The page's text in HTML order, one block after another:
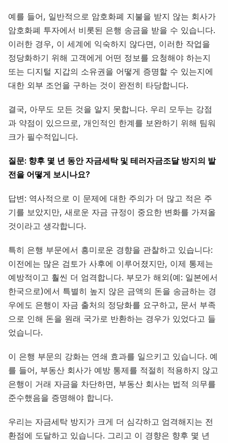
예를 들어, 일반적으로 암호화폐 지불을 받지 않는 회사가
암호화폐 투자에서 비롯된 은행 송금을 받을 수 있습니다.
이러한 경우, 이 세계에 익숙하지 않다면, 이러한 작업을
정당화하기 위해 고객에게 어떤 정보를 요청해야 하는지
또는 디지털 지갑의 소유권을 어떻게 증명할 수 있는지에
대한 외부 조언을 구하는 것이 완전히 타당합니다.
결국, 아무도 모든 것을 알지 못합니다. 우리 모두는 강점
과 약점이 있으므로, 개인적인 한계를 보완하기 위해 팀워
크가 필수적입니다.
질문: 향후 몇 년 동안 자금세탁 및 테러자금조달 방지의 발
전을 어떻게 보시나요?
답변: 역사적으로 이 문제에 대한 주의가 더 많고 적은 주
기를 보았지만, 새로운 자금 규정이 중요한 변화를 가져올
것이라고 생각합니다.
특히 은행 부문에서 흥미로운 경향을 관찰하고 있습니다:
이전에는 많은 검토가 사후에 이루어졌지만, 이제 통제는
예방적이고 훨씬 더 엄격합니다. 부모가 해외(예: 일본에서
한국으로)에서 특별히 높지 않은 금액의 돈을 송금하는 경
우에도 은행이 자금 출처의 정당화를 요구하고, 문서 부족
으로 인해 돈을 원래 국가로 반환하는 경우가 있었다고 들
었습니다.
이 은행 부문의 강화는 연쇄 효과를 일으키고 있습니다. 예
를 들어, 부동산 회사가 예방 통제를 적절히 적용하지 않고
은행이 거래 자금을 차단하면, 부동산 회사는 법적 의무를
준수했음을 증명해야 합니다.
우리는 자금세탁 방지가 크게 더 심각하고 엄격해지는 전
환점에 도달하고 있습니다. 그리고 이 경향은 향후 몇 년